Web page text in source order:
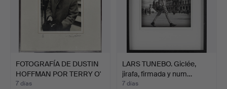
FOTOGRAFÍA DE DUSTIN
HOFFMAN POR TERRY O'
…
7 días
LARS TUNEBO. Giclée,
jirafa, firmada y num…
7 días